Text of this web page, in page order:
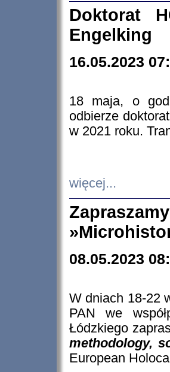
Doktorat
Engelking
16.05.2023
18 maja, o
odbierze
w 2021 roku.
więcej...
08.05.2023
W dniach 18-22
PAN we
Łódzkiego
methodology,
European